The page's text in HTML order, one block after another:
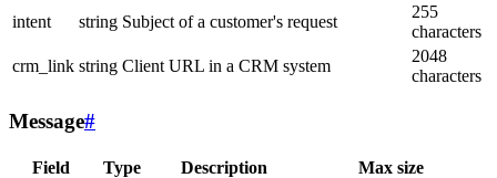
intent
string Subject of a customer's request
255
characters
crm_link string Client URL in a CRM system
2048
characters
Message#
Field Type Description Max size